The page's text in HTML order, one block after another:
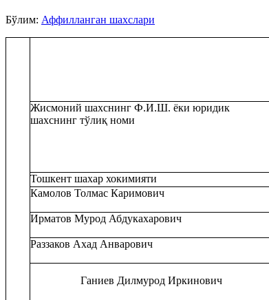
Бўлим: Аффилланган шахслари
Жисмоний шахснинг Ф.И.Ш. ёки юридик
шахснинг тўлиқ номи
Тошкент шахар хокимияти
Камолов Толмас Каримович
Ирматов Мурод Абдукахарович
Раззаков Ахад Анварович
Ганиев Дилмурод Иркинович